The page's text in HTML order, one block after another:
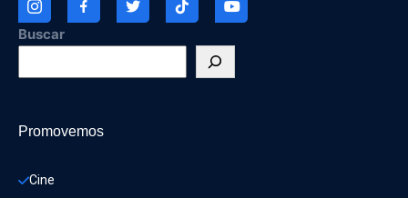
Buscar
Promovemos
Cine